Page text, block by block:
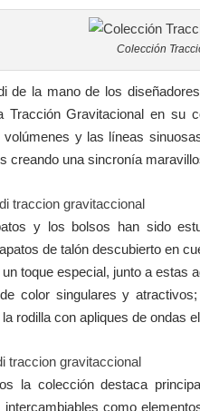
Colección
de la mano de los
Tracción Gravitacional en su
y las líneas
creando una sincronía
y los bolsos han sido
de talón descubierto en
toque especial, junto a
color singulares y
rodilla con apliques de ondas
la colección destaca
como